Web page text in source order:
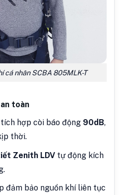
cá nhân SCBA 805MLK-T
toàn
hợp còi báo động 90dB,
thời.
Zenith LDV tự động kích
đảm bảo nguồn khí liên tục